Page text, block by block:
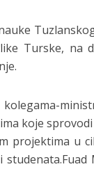
Turske, na
koje
projektima u